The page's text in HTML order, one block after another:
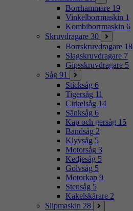
Borrhammare 19
Vinkelborrmaskin 1
Kombiborrmaskin 6
Skruvdragare 30
Borrskruvdragare 18
Slagskruvdragare 7
Gipsskruvdragare 5
Såg 91
Sticksåg 6
Tigersåg 11
Cirkelsåg 14
Sänksåg 6
Kap och gersåg 15
Bandsåg 2
Klyvsåg 5
Motorsåg 3
Kedjesåg 5
Golvsåg 5
Motorkap 9
Stensåg 5
Kakelskärare 2
Slipmaskin 28